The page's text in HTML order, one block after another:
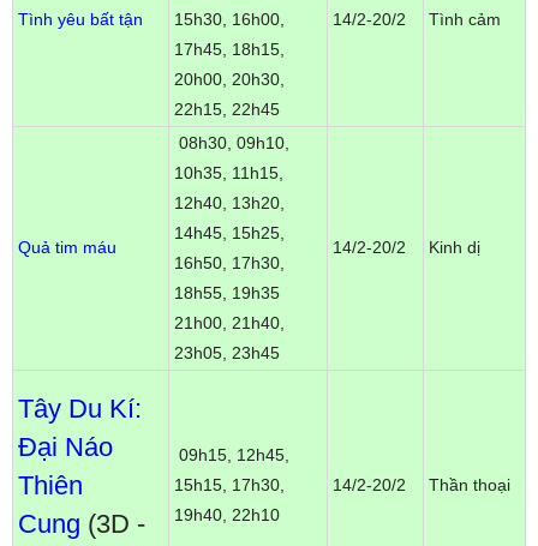
Tình yêu bất tận
15h30, 16h00,
17h45, 18h15,
20h00, 20h30,
22h15, 22h45
14/2-20/2 Tình cảm
Quả tim máu
08h30, 09h10,
10h35, 11h15,
12h40, 13h20,
14h45, 15h25,
16h50, 17h30,
18h55, 19h35
21h00, 21h40,
23h05, 23h45
14/2-20/2 Kinh dị
Tây Du Kí:
Đại Náo
Thiên
Cung (3D -
09h15, 12h45,
15h15, 17h30,
19h40, 22h10
14/2-20/2 Thần thoại